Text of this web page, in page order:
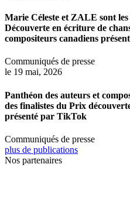
Marie Céleste et ZALE sont
Découverte en écriture de
compositeurs canadiens
Communiqués de presse
le 19 mai, 2026
Panthéon des auteurs et
des finalistes du Prix
présenté par TikTok
Communiqués de presse
plus de publications
Nos partenaires